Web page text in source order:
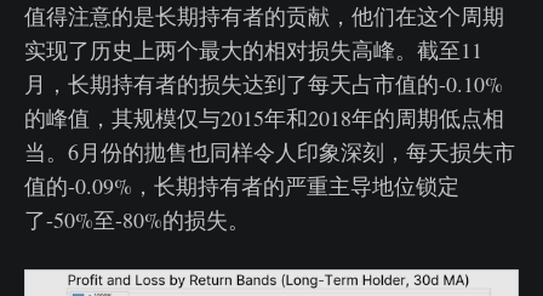
值得注意的是长期持有者的贡献，他们在这个周期
实现了历史上两个最大的相对损失高峰。截至11
月，长期持有者的损失达到了每天占市值的-0.10%
的峰值，其规模仅与2015年和2018年的周期低点相
当。6月份的抛售也同样令人印象深刻，每天损失市
值的-0.09%，长期持有者的严重主导地位锁定
了-50%至-80%的损失。